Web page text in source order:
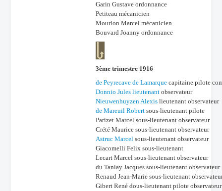
Garin Gustave ordonnance
Petiteau mécanicien
Mourlon Marcel mécanicien
Bouvard Joanny ordonnance
3ème trimestre 1916
de Peyrecave de Lamarque capitaine pilote
Donnio Jules lieutenant observateur
Nieuwenhuyzen Alexis lieutenant observateur
de Mareuil Robert sous-lieutenant pilote
Parizet Marcel sous-lieutenant observateur
Crété Maurice sous-lieutenant observateur
Astruc Marcel sous-lieutenant observateur
Giacomelli Felix sous-lieutenant
Lecart Marcel sous-lieutenant observateur
du Tanlay Jacques sous-lieutenant observateur
Renaud Jean-Marie sous-lieutenant
Gibert René dous-lieutenant pilote observateur